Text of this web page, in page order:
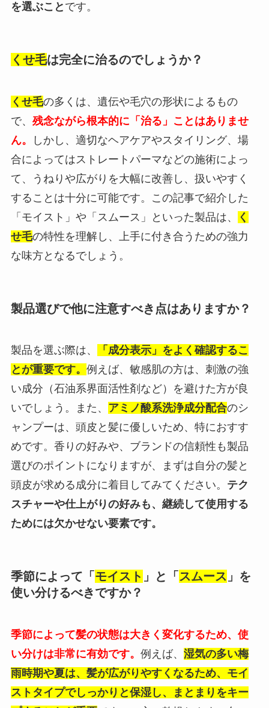
を選ぶこと です。
くせ毛は完全に治るのでしょうか？
くせ毛の多くは、遺伝や毛穴の形状によるもの
で、 残念ながら根本的に「治る」ことはありませ
ん。
しかし、適切なヘアケアやスタイリング、場
合によってはストレートパーマなどの施術によっ
て、うねりや広がりを大幅に改善し、扱いやすく
することは十分に可能です。この記事で紹介した
「モイスト」や「スムース」といった製品は、
く
せ毛の特性を理解し、上手に付き合うための強力
な味方となるでしょう。
製品選びで他に注意すべき点はありますか？
製品を選ぶ際は、
「成分表示」をよく確認するこ
とが重要です。 例えば、敏感肌の方は、刺激の強
い成分（石油系界面活性剤など）を避けた方が良
いでしょう。また、 アミノ酸系洗浄成分配合のシ
ャンプーは、頭皮と髪に優しいため、特におすす
めです。香りの好みや、ブランドの信頼性も製品
選びのポイントになりますが、まずは自分の髪と
頭皮が求める成分に着目してみてください。 テク
スチャーや仕上がりの好みも、継続して使用する
ためには欠かせない要素です。
季節によって「 モイスト 」と「 スムース 」を
使い分けるべきですか？
季節によって髪の状態は大きく変化するため、使
い分けは非常に有効です。 例えば、 湿気の多い梅
雨時期や夏は、髪が広がりやすくなるため、モイ
ストタイプでしっかりと保湿し、まとまりをキー